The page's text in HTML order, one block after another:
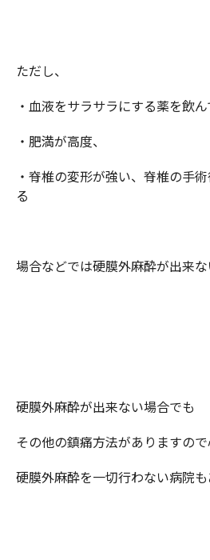
ただし、
・血液をサラサラにする薬を飲
・肥満が高度、
・脊椎の変形が強い、脊椎の手
る
場合などでは硬膜外麻酔が出来な
硬膜外麻酔が出来ない場合でも
その他の鎮痛方法がありますので
硬膜外麻酔を一切行わない病院も